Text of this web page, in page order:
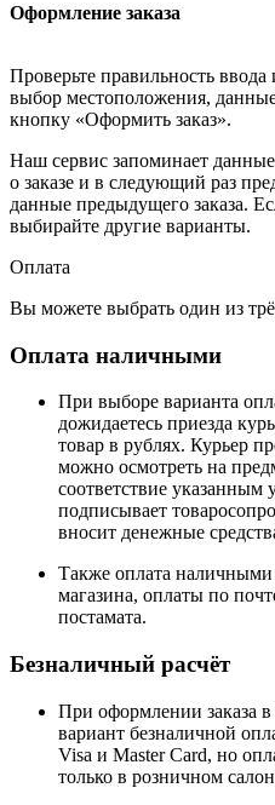
Оформление заказа
Проверьте правильность
выбор местоположения,
кнопку «Оформить заказ».
Наш сервис запоминает
о заказе и в следующий раз
данные предыдущего заказа.
выбирайте другие варианты.
Оплата
Вы можете выбрать один из
Оплата наличными
При выборе варианта
дожидаетесь приезда
товар в рублях. Курьер
можно осмотреть на
соответствие указанным
подписывает
вносит денежные
Также оплата наличными
магазина, оплаты по
постамата.
Безналичный расчёт
При оформлении заказа
вариант безналичной
Visa и Master Card, но
только в розничном